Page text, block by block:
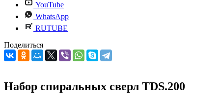
YouTube
WhatsApp
RUTUBE
Поделиться
Набор спиральных сверл TDS.200